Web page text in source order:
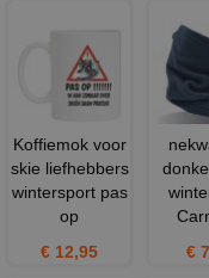
Koffiemok voor
skie liefhebbers
wintersport pas
op
€ 12,95
€